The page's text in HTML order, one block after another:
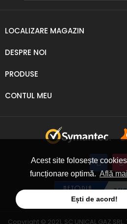
Acest site folosește
funcționare optimă. Află
Ești de acord!
LOCALIZARE MAGAZIN
DESPRE NOI
PRODUSE
CONTUL MEU
Copyright © 2021, SC UNICAL GAZ